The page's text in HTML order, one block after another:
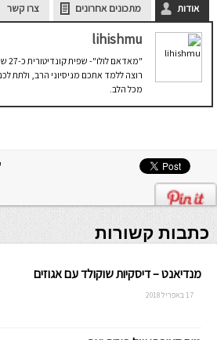
אודות מתכונים אחרונים צרו קשר
lihishmu
רוצה ללמד אתכם מניסיוני הרב, ולתת
מכל הלב.
כתבות קשורות
מנדיאנט – דיסקיות שוקולד עם אגוזים
17 באפריל 2018